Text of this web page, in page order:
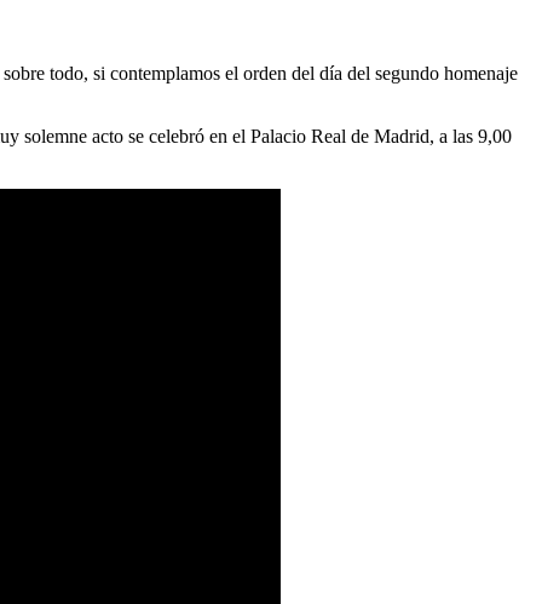
todo, si contemplamos el orden del día del segundo homenaje
solemne acto se celebró en el Palacio Real de Madrid, a las 9,00